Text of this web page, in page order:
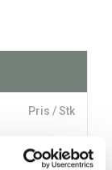
Pris / Stk
260,00 kr.